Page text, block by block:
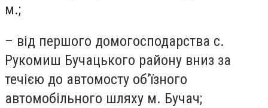
м.;
– від першого домогосподарства с.
Рукомиш Бучацького району вниз за
течією до автомосту об’їзного
автомобільного шляху м. Бучач;